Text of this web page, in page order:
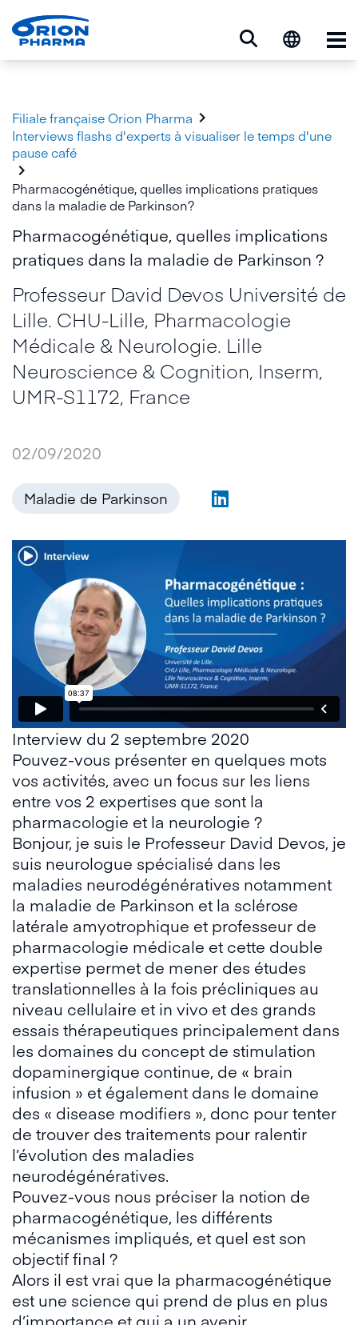
Filiale française Orion Pharma 
Interviews flashs d'experts à visualiser le temps d'une
pause café

Pharmacogénétique, quelles implications pratiques
dans la maladie de Parkinson?
Pharmacogénétique, quelles implications
pratiques dans la maladie de Parkinson ?
Professeur David Devos Université de
Lille. CHU-Lille, Pharmacologie
Médicale & Neurologie. Lille
Neuroscience & Cognition, Inserm,
UMR-S1172, France
02/09/2020
Maladie de Parkinson
Interview du 2 septembre 2020
Pouvez-vous présenter en quelques mots
vos activités, avec un focus sur les liens
entre vos 2 expertises que sont la
pharmacologie et la neurologie ?
Bonjour, je suis le Professeur David Devos, je
suis neurologue spécialisé dans les
maladies neurodégénératives notamment
la maladie de Parkinson et la sclérose
latérale amyotrophique et professeur de
pharmacologie médicale et cette double
expertise permet de mener des études
translationnelles à la fois précliniques au
niveau cellulaire et in vivo et des grands
essais thérapeutiques principalement dans
les domaines du concept de stimulation
dopaminergique continue, de « brain
infusion » et également dans le domaine
des « disease modifiers », donc pour tenter
de trouver des traitements pour ralentir
l’évolution des maladies
neurodégénératives.
Pouvez-vous nous préciser la notion de
pharmacogénétique, les différents
mécanismes impliqués, et quel est son
objectif final ?
Alors il est vrai que la pharmacogénétique
est une science qui prend de plus en plus